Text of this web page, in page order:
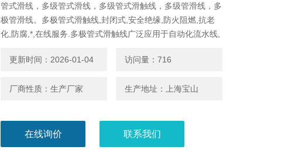
管式滑线，多级管式滑线，多级管式滑触线，多级管滑线，多
极管滑线。多极管式滑触线,封闭式,安全绝缘,防火阻燃,抗老
化,防腐,*,在线服务.多极管式滑触线广泛应用于自动化流水线,
更新时间：2026-01-04
访问量：716
厂商性质：生产厂家 生产地址：上海宝山
在线询价 联系我们